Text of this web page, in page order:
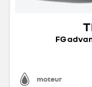
FG
moteur